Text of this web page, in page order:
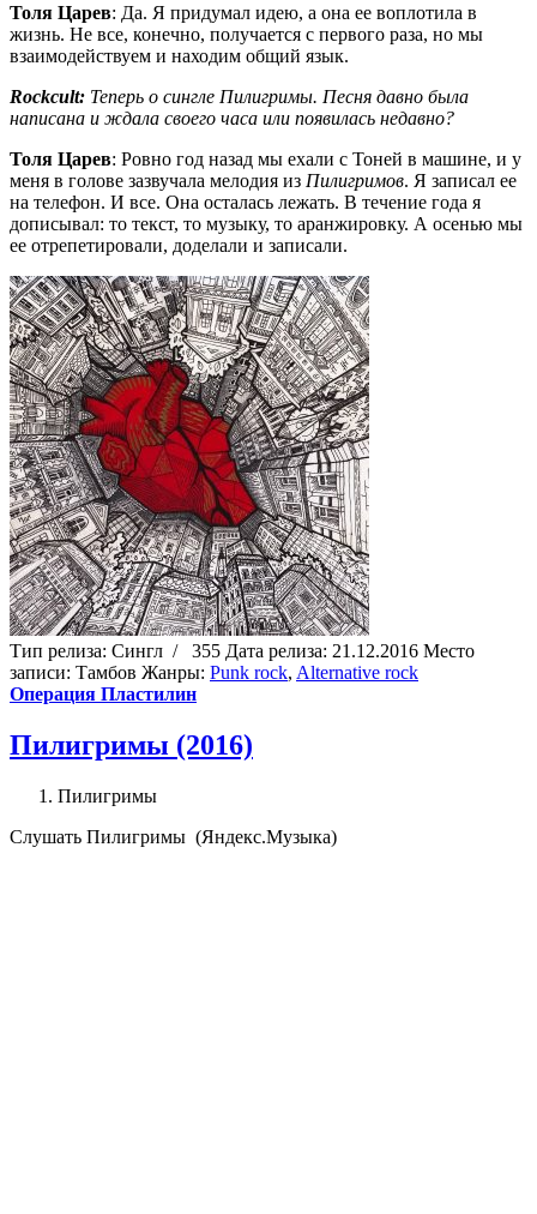
Толя Царев: Да. Я придумал идею, а она ее воплотила в
жизнь. Не все, конечно, получается с первого раза, но мы
взаимодействуем и находим общий язык.
Rockcult: Теперь о сингле Пилигримы. Песня давно была
написана и ждала своего часа или появилась недавно?
Толя Царев: Ровно год назад мы ехали с Тоней в машине, и у
меня в голове зазвучала мелодия из Пилигримов. Я записал ее
на телефон. И все. Она осталась лежать. В течение года я
дописывал: то текст, то музыку, то аранжировку. А осенью мы
ее отрепетировали, доделали и записали.
Тип релиза: Сингл / 355 Дата релиза: 21.12.2016 Место
записи: Тамбов Жанры: Punk rock, Alternative rock
Операция Пластилин
Пилигримы (2016)
Пилигримы
Cлушать Пилигримы (Яндекс.Музыка)